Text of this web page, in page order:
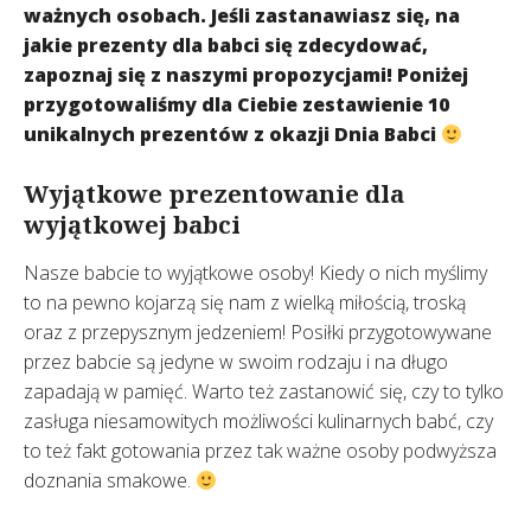
ważnych osobach. Jeśli zastanawiasz się, na
jakie prezenty dla babci się zdecydować,
zapoznaj się z naszymi propozycjami! Poniżej
przygotowaliśmy dla Ciebie zestawienie 10
unikalnych prezentów z okazji Dnia Babci
Wyjątkowe prezentowanie dla
wyjątkowej babci
Nasze babcie to wyjątkowe osoby! Kiedy o nich myślimy
to na pewno kojarzą się nam z wielką miłością, troską
oraz z przepysznym jedzeniem! Posiłki przygotowywane
przez babcie są jedyne w swoim rodzaju i na długo
zapadają w pamięć. Warto też zastanowić się, czy to tylko
zasługa niesamowitych możliwości kulinarnych babć, czy
to też fakt gotowania przez tak ważne osoby podwyższa
doznania smakowe.